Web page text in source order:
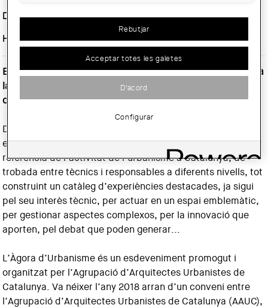
Data inici :Dimarts, 12 novembre, 2024
Horari:De 10 a 19 h
El dimarts 12 de novembre de 2024 ens tornarem a trobar a
la seu del COAC per celebrar la sisena edició de l’Àgora
d’Urbanisme!
Després de l'èxit de les anteriors edicions, aquest
esdeveniment anual s'ha consolidat com un espai de
referència de l’activitat de l’urbanisme a Catalunya, de
trobada entre tècnics i responsables a diferents nivells, tot
construint un catàleg d’experiències destacades, ja sigui
pel seu interès tècnic, per actuar en un espai emblemàtic,
per gestionar aspectes complexos, per la innovació que
aporten, pel debat que poden generar...
L’Àgora d’Urbanisme és un esdeveniment promogut i
organitzat per l’Agrupació d’Arquitectes Urbanistes de
Catalunya. Va néixer l’any 2018 arran d’un conveni entre
l’Agrupació d’Arquitectes Urbanistes de Catalunya (AAUC),
Rebutjar
Acceptar totes les galetes
D'acord
Configurar